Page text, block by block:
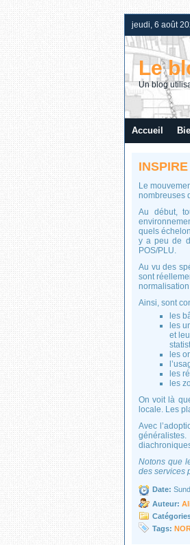
jeudi, 6 août
Le
Un blog
Accueil
Le
nombreuses
Au début,
quels
y a peu de
POS/PLU.
Au vu des
sont
Ainsi, sont
les
les
et
les
les
les
On voit là
locale. Les
Avec
Notons que
des services
Date:
Auteur:
Tags: